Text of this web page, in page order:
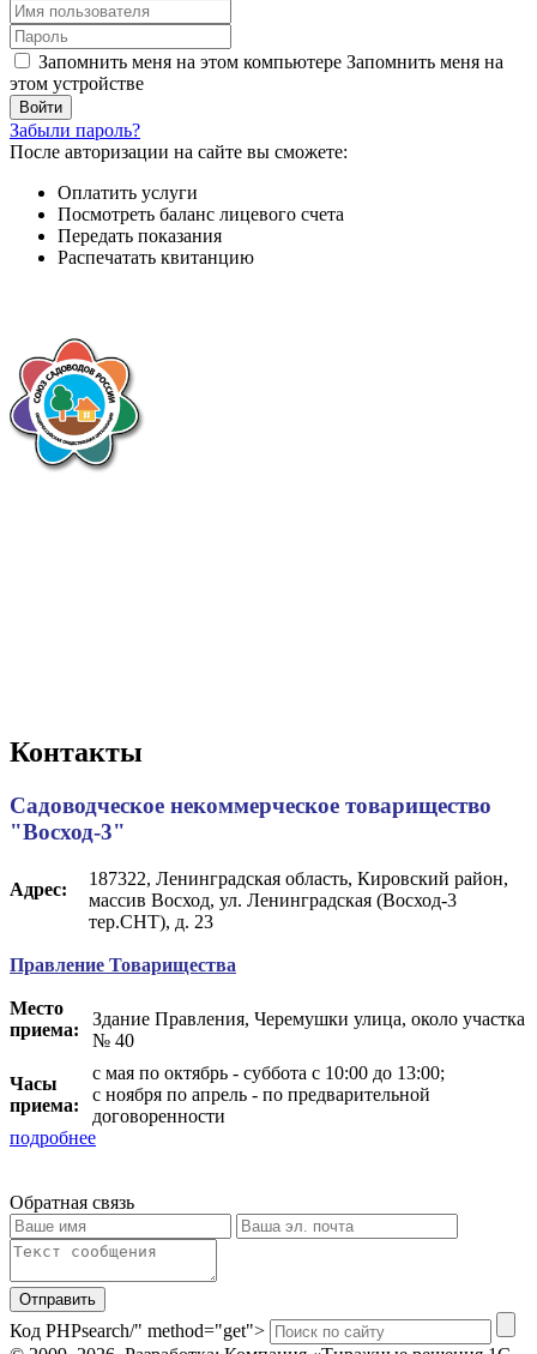
Запомнить меня на этом компьютере Запомнить меня на
этом устройстве
Забыли пароль?
После авторизации на сайте вы сможете:
Оплатить услуги
Посмотреть баланс лицевого счета
Передать показания
Распечатать квитанцию
Контакты
Садоводческое некоммерческое товарищество
"Восход-3"
Адрес:
187322, Ленинградская область, Кировский район,
массив Восход, ул. Ленинградская (Восход-3
тер.СНТ), д. 23
Правление Товарищества
Место
приема:
Здание Правления, Черемушки улица, около участка
№ 40
Часы
приема:
с мая по октябрь - суббота с 10:00 до 13:00;
с ноября по апрель - по предварительной
договоренности
подробнее
Обратная связь
Отправить
Код PHPsearch/" method="get">